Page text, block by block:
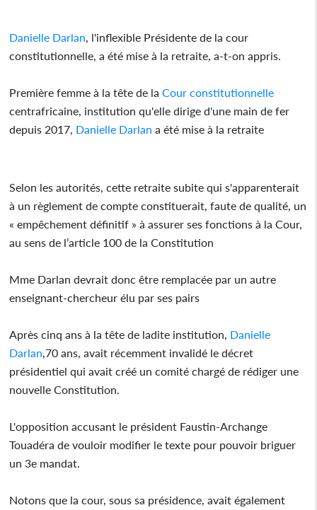
Danielle Darlan, l'inflexible Présidente de la cour
constitutionnelle, a été mise à la retraite, a-t-on appris.
Première femme à la tête de laCour constitutionnelle
centrafricaine, institution qu'elle dirige d'une main de fer
depuis 2017, Danielle Darlan a été mise à la retraite
Selon les autorités, cette retraite subite qui s'apparenterait
à un règlement de compte constituerait, faute de qualité, un
« empêchement définitif » à assurer ses fonctions à la Cour,
au sens de l’article 100 de la Constitution
Mme Darlan devrait donc être remplacée par un autre
enseignant-chercheur élu par ses pairs
Après cinq ans à la tête de ladite institution, Danielle
Darlan,70 ans, avait récemment invalidé le décret
présidentiel qui avait créé un comité chargé de rédiger une
nouvelle Constitution.
L'opposition accusant le président Faustin-Archange
Touadéra de vouloir modifier le texte pour pouvoir briguer
un 3e mandat.
Notons que la cour, sous sa présidence, avait également